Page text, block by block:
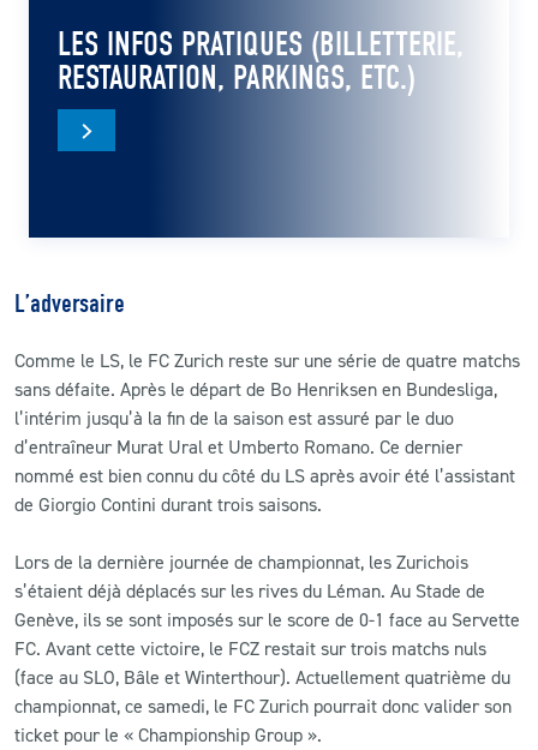
LES INFOS PRATIQUES (BILLETTERIE,
RESTAURATION, PARKINGS, ETC.)
L’adversaire
Comme le LS, le FC Zurich reste sur une série de quatre matchs
sans défaite. Après le départ de Bo Henriksen en Bundesliga,
l’intérim jusqu’à la fin de la saison est assuré par le duo
d’entraîneur Murat Ural et Umberto Romano. Ce dernier
nommé est bien connu du côté du LS après avoir été l’assistant
de Giorgio Contini durant trois saisons.
Lors de la dernière journée de championnat, les Zurichois
s’étaient déjà déplacés sur les rives du Léman. Au Stade de
Genève, ils se sont imposés sur le score de 0-1 face au Servette
FC. Avant cette victoire, le FCZ restait sur trois matchs nuls
(face au SLO, Bâle et Winterthour). Actuellement quatrième du
championnat, ce samedi, le FC Zurich pourrait donc valider son
ticket pour le « Championship Group ».